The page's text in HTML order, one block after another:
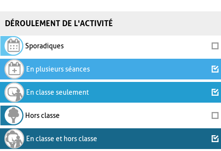
DÉROULEMENT DE L'ACTIVITÉ
Sporadiques
En plusieurs séances
En classe seulement
Hors classe
En classe et hors classe